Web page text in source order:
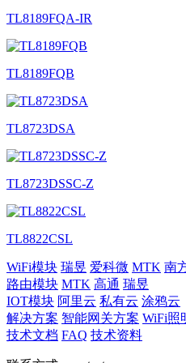
TL8189FQA-IR
TL8189FQB
TL8723DSA
TL8723DSSC-Z
TL8822CSL
WiFi模块 瑞昱 爱科微 MTK 南
路由模块 MTK 高通 瑞昱
IOT模块 阿里云 私有云 涂鸦云
解决方案 智能网关方案 WiFi照
技术文档 FAQ 技术资料